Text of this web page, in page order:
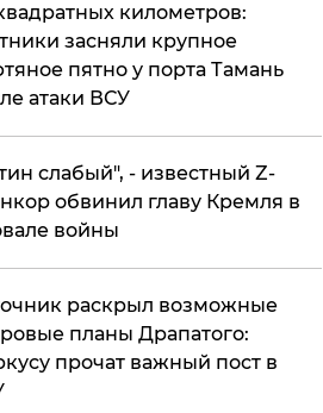
километров:
засняли крупное
пятно у порта Тамань
атаки ВСУ
слабый", - известный Z-
обвинил главу Кремля в
войны
раскрыл возможные
планы Драпатого:
прочат важный пост в